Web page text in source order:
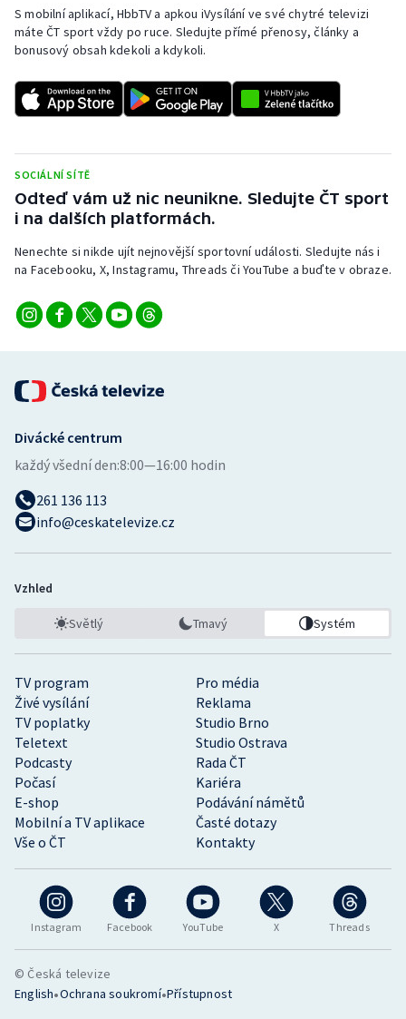
Rychlobruslení
Rychlostní kanoistika
Sportovní střelba
Stolní tenis
Triatlon
Veslování
Vodní slalom
Volejbal
Ostatní
S mobilní aplikací, HbbTV a apkou iVysílání ve své chytré televizi
máte ČT sport vždy po ruce. Sledujte přímé přenosy, články a
bonusový obsah kdekoli a kdykoli.
SOCIÁLNÍ SÍTĚ
Odteď vám už nic neunikne. Sledujte ČT sport
i na dalších platformách.
Nenechte si nikde ujít nejnovější sportovní události. Sledujte nás i
na Facebooku, X, Instagramu, Threads či YouTube a buďte v obraze.
Instagram Facebook YouTube X Threads
TV program
Pro média
Živé vysílání
Reklama
TV poplatky
Studio Brno
Teletext
Studio Ostrava
Podcasty
Rada ČT
Počasí
Kariéra
E-shop
Podávání námětů
Mobilní a TV aplikace
Časté dotazy
Vše o ČT
Kontakty
Divácké centrum
každý všední den:8:00—16:00 hodin
261 136 113
info@ceskatelevize.cz
Vzhled
Světlý Tmavý Systém
© Česká televize
English•Ochrana soukromí•Přístupnost